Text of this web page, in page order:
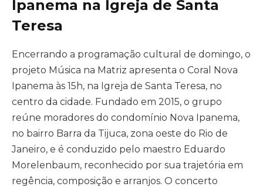
Ipanema na Igreja de Santa
Teresa
Encerrando a programação cultural de domingo, o
projeto Música na Matriz apresenta o Coral Nova
Ipanema às 15h, na Igreja de Santa Teresa, no
centro da cidade. Fundado em 2015, o grupo
reúne moradores do condomínio Nova Ipanema,
no bairro Barra da Tijuca, zona oeste do Rio de
Janeiro, e é conduzido pelo maestro Eduardo
Morelenbaum, reconhecido por sua trajetória em
regência, composição e arranjos. O concerto